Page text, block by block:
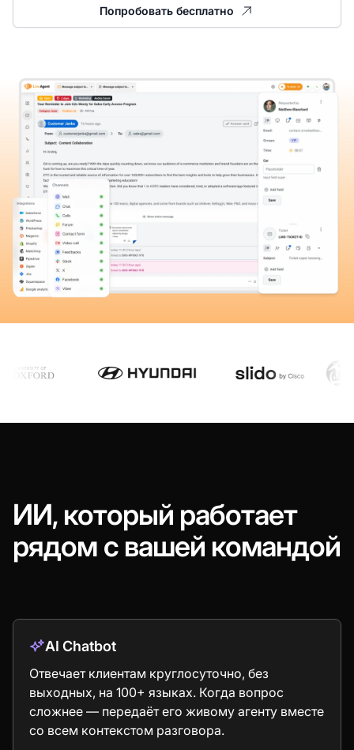
Попробовать бесплатно
ИИ, который работает
рядом с вашей командой
AI Chatbot
Отвечает клиентам круглосуточно, без
выходных, на 100+ языках. Когда вопрос
сложнее — передаёт его живому агенту вместе
со всем контекстом разговора.